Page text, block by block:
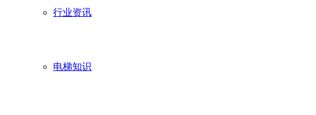
行业资讯
电梯知识